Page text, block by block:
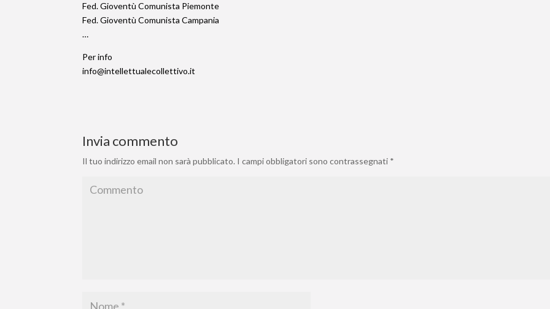
Fed. Gioventù Comunista Piemonte
Fed. Gioventù Comunista Campania
…
Per info
info@intellettualecollettivo.it
Invia commento
Il tuo indirizzo email non sarà pubblicato. I campi obbligatori sono contrassegnati *